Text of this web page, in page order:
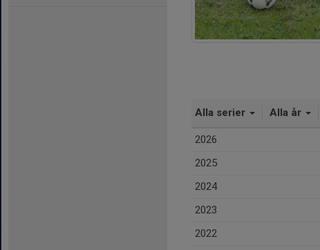
Alla serier Alla år
2026
2025
2024
2023
2022